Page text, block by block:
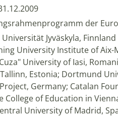
der
Universität Jyväskyla,
University Institute of
University of Iasi,
Estonia; Dortmund
Germany; Catalan
College of Education in
University of Madrid,